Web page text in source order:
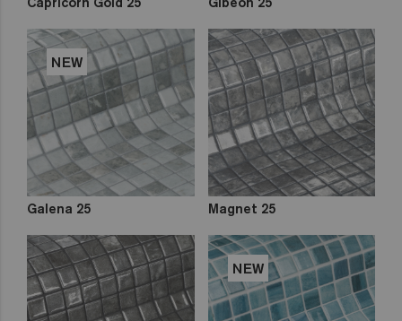
NEW
Galena 25 Magnet 25
NEW